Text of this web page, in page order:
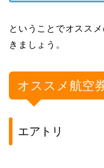
ということでオスス
きましょう。
オススメ航空
エアトリ